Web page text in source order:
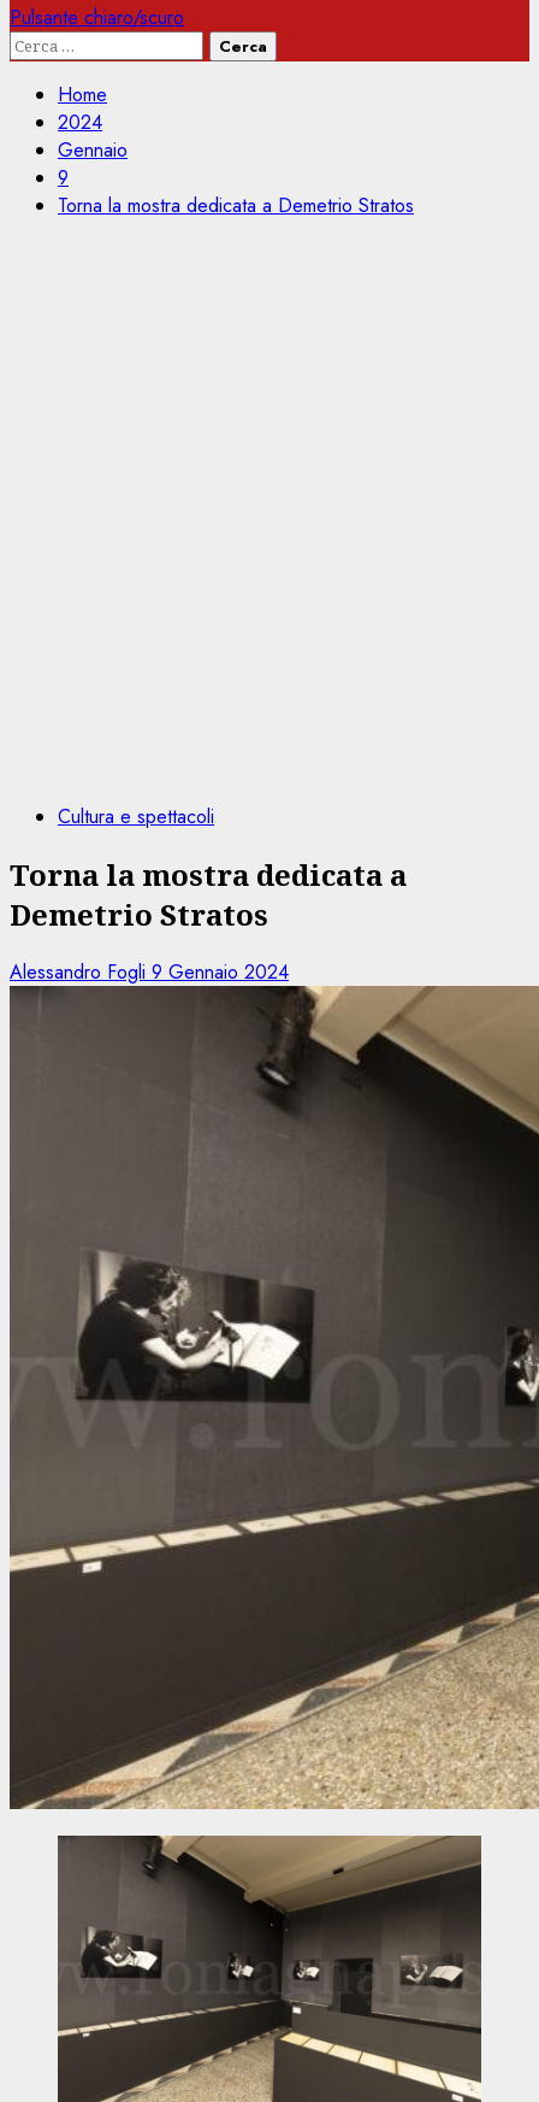
Pulsante chiaro/scuro
Ricerca
Home
2024
Gennaio
9
Torna la mostra dedicata a Demetrio Stratos
Cultura e spettacoli
Torna la mostra dedicata a
Demetrio Stratos
Alessandro Fogli 9 Gennaio 2024